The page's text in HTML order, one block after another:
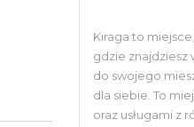
Kiraga to
gdzie znajdziesz
do swojego
dla siebie. To
oraz usługami z